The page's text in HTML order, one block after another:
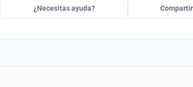
¿Necesitas ayuda?